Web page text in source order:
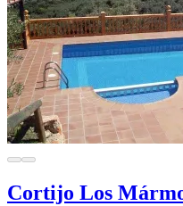
Cortijo Los